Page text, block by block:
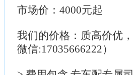
市场价：4000元起
我们的价格：质高价优
微信:17035666222）